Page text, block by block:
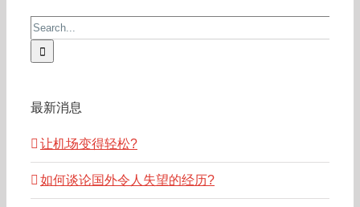
Search
for:
最新消息
让机场变得轻松?
如何谈论国外令人失望的经历?